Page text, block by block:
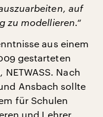
auf
zu modellieren.“
aus einem
gestarteten
Nach
Ansbach sollte
für Schulen
und Lehrer